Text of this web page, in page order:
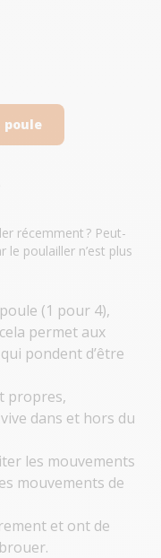
poule
récemment ? Peut-
poulailler n’est plus
(1 pour 4),
permet aux
pondent d’être
propres,
dans et hors du
les mouvements
mouvements de
et ont de